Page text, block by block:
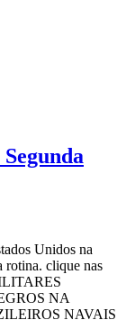
Unidos na
rotina. clique nas
NA
NAVAIS